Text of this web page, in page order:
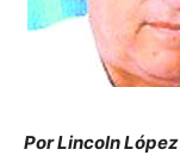
Por Lincoln López